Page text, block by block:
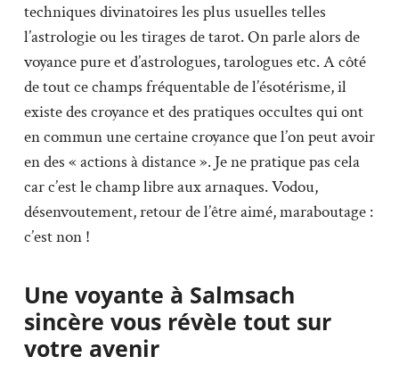
techniques divinatoires les plus usuelles telles
l’astrologie ou les tirages de tarot. On parle alors de
voyance pure et d’astrologues, tarologues etc. A côté
de tout ce champs fréquentable de l’ésotérisme, il
existe des croyance et des pratiques occultes qui ont
en commun une certaine croyance que l’on peut avoir
en des « actions à distance ». Je ne pratique pas cela
car c’est le champ libre aux arnaques. Vodou,
désenvoutement, retour de l’être aimé, maraboutage :
c’est non !
Une voyante à Salmsach
sincère vous révèle tout sur
votre avenir